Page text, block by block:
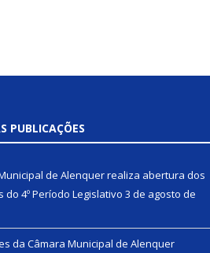
PUBLICAÇÕES
de Alenquer realiza abertura dos
do 4º Período Legislativo 3 de agosto de
da Câmara Municipal de Alenquer